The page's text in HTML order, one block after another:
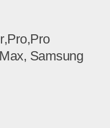
Samsung